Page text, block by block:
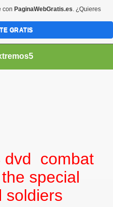
dvd combat
special
soldiers
con PaginaWebGratis.es. ¿Quieres
GRATIS